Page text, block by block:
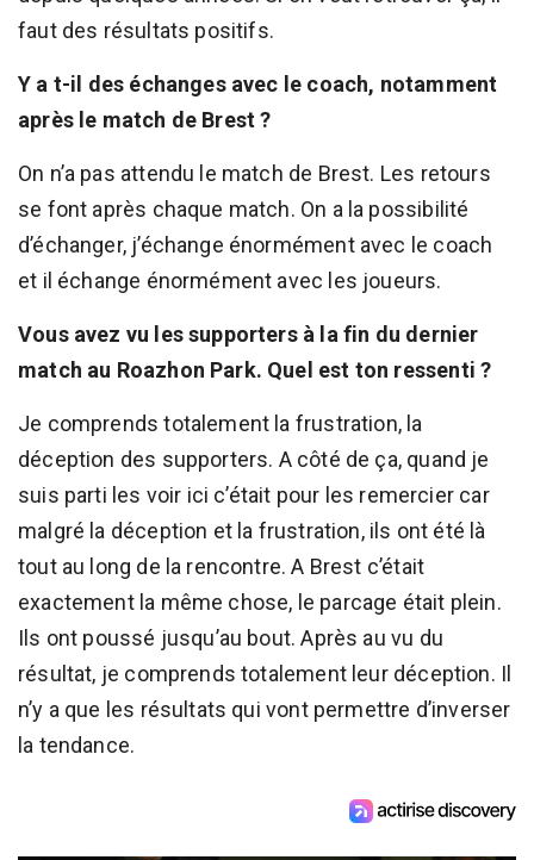
faut des résultats positifs.
Y a t-il des échanges avec le coach, notamment
après le match de Brest ?
On n’a pas attendu le match de Brest. Les retours
se font après chaque match. On a la possibilité
d’échanger, j’échange énormément avec le coach
et il échange énormément avec les joueurs.
Vous avez vu les supporters à la fin du dernier
match au Roazhon Park. Quel est ton ressenti ?
Je comprends totalement la frustration, la
déception des supporters. A côté de ça, quand je
suis parti les voir ici c’était pour les remercier car
malgré la déception et la frustration, ils ont été là
tout au long de la rencontre. A Brest c’était
exactement la même chose, le parcage était plein.
Ils ont poussé jusqu’au bout. Après au vu du
résultat, je comprends totalement leur déception. Il
n’y a que les résultats qui vont permettre d’inverser
la tendance.